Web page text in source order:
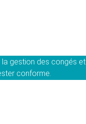
la gestion des congés et
conforme.